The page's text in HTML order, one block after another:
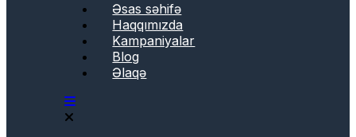
Əsas səhifə
Haqqımızda
Kampaniyalar
Blog
Əlaqə